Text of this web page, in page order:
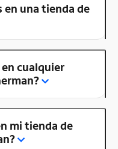
en una tienda de
cualquier
mi tienda de